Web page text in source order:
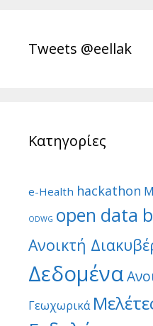
Tweets @eellak
Κατηγορίες
e-Health hackathon
ODWG open data
Ανοικτή
Δεδομένα
Γεωχωρικά